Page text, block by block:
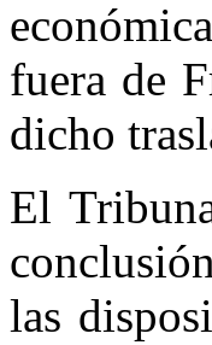
fuera de
dicho
El
las